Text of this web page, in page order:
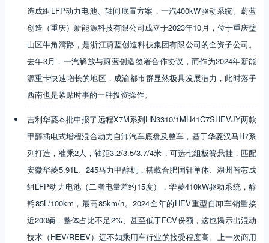
造成组LFP动力电池、轴间底置方案，一汽400kW驱动系统。蔚蓝
创造（重庆）新能源科技有限公司成立于2023年10月，位于重庆璧
山区牛角湾路，是浙江蔚蓝创造科技集团有限公司的全资子公司。
去年3月，一汽解放与蔚蓝创造签署合作协议，而作为2024年新能
源重卡快速增长的地区，成渝都市群显然极具发展潜力，此时落子
西南也是紧贴时事的一种投资操作。
吉利华菱本批申报了远程X7M系列HN3310/1MH41C7SHEVJY两款
甲醇插电式增程混合动力自卸汽车底盘及整车，基于华菱汉马H7系
列打造，准乘2人，轴距3.2/3.5/3.7/4米，可选七组板簧悬挂，匹配
安徽华菱5.91L、245马力甲醇机，搭载合肥国轩单体、湖州智芯成
组LFP动力电池（二者电量差约15度），华菱410kW驱动系统，醇
耗85L/100km，最高85km/h。2024全年的HEV重型自卸车销量接
近200辆，整体占比不足2%、甚至低于FCV份额，这也揭示出混动
技术（HEV/REEV）远不如乘用车行业的接受程度高。上一次商用